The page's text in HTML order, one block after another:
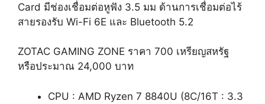
Card มีช่องเชื่อมต่อหูฟัง 3.5 มม ด้านการเชื่อมต่อไร้
สายรองรับ Wi-Fi 6E และ Bluetooth 5.2
ZOTAC GAMING ZONE ราคา 700 เหรียญสหรัฐ
หรือประมาณ 24,000 บาท
CPU : AMD Ryzen 7 8840U (8C/16T : 3.3